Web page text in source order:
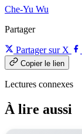
Che-Yu Wu
Partager
Partager sur X
Copier le lien
Lectures connexes
À lire aussi